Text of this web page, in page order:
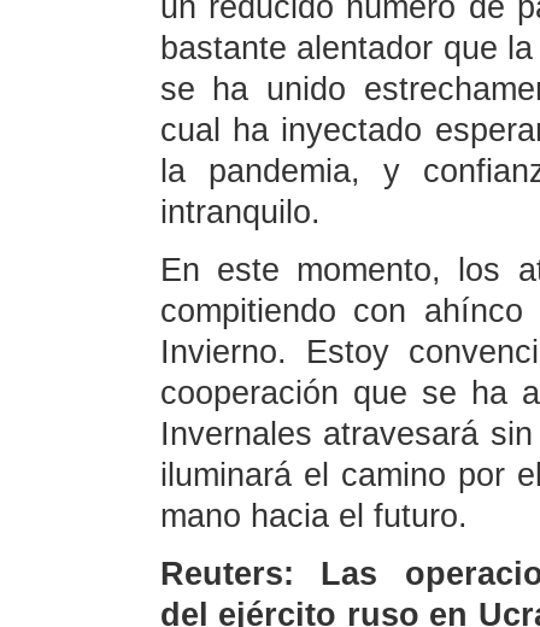
un reducido número de
bastante alentador que
se ha unido
cual ha inyectado
la pandemia, y
intranquilo.
En este momento, los
compitiendo con
Invierno. Estoy
cooperación que se ha
Invernales atravesará
iluminará el camino por
mano hacia el futuro.
Reuters: Las
del ejército ruso en